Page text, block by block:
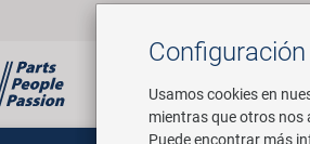
Usamos cookies en
mientras que otros nos
Puede encontrar más